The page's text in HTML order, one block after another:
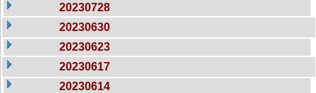
20230728
20230630
20230623
20230617
20230614